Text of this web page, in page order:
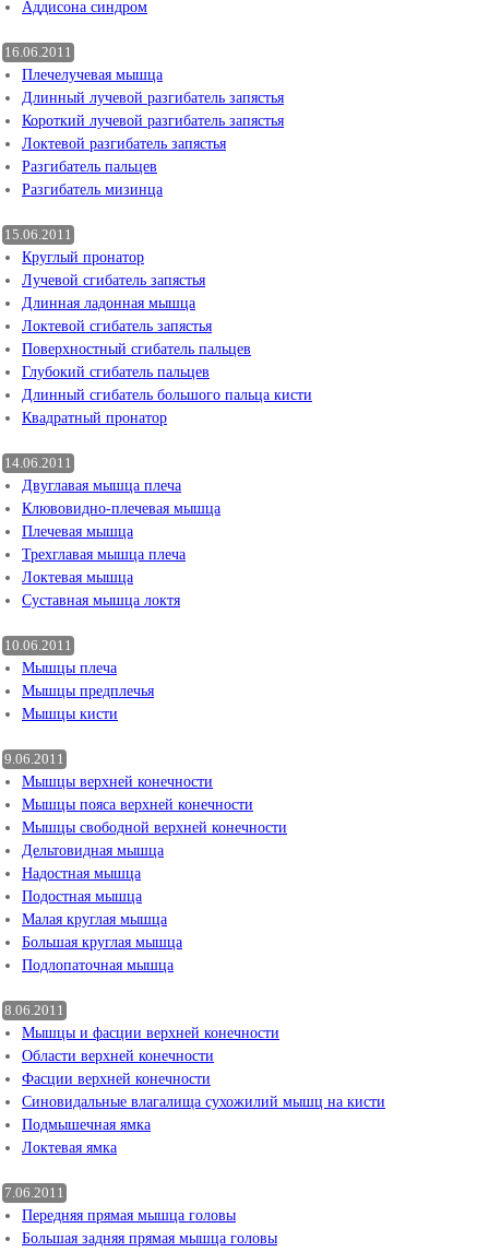
Аддисона синдром
16.06.2011
Плечелучевая мышца
Длинный лучевой разгибатель запястья
Короткий лучевой разгибатель запястья
Локтевой разгибатель запястья
Разгибатель пальцев
Разгибатель мизинца
15.06.2011
Круглый пронатор
Лучевой сгибатель запястья
Длинная ладонная мышца
Локтевой сгибатель запястья
Поверхностный сгибатель пальцев
Глубокий сгибатель пальцев
Длинный сгибатель большого пальца кисти
Квадратный пронатор
14.06.2011
Двуглавая мышца плеча
Клювовидно-плечевая мышца
Плечевая мышца
Трехглавая мышца плеча
Локтевая мышца
Суставная мышца локтя
10.06.2011
Мышцы плеча
Мышцы предплечья
Мышцы кисти
9.06.2011
Мышцы верхней конечности
Мышцы пояса верхней конечности
Мышцы свободной верхней конечности
Дельтовидная мышца
Надостная мышца
Подостная мышца
Малая круглая мышца
Большая круглая мышца
Подлопаточная мышца
8.06.2011
Мышцы и фасции верхней конечности
Области верхней конечности
Фасции верхней конечности
Синовидальные влагалища сухожилий мышц на кисти
Подмышечная ямка
Локтевая ямка
7.06.2011
Передняя прямая мышца головы
Большая задняя прямая мышца головы